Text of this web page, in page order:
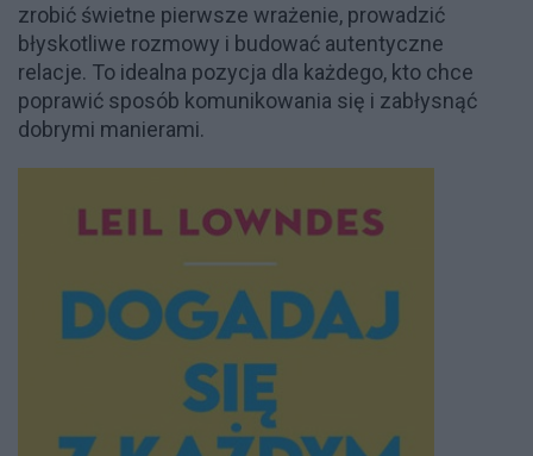
zrobić świetne pierwsze wrażenie, prowadzić
błyskotliwe rozmowy i budować autentyczne
relacje. To idealna pozycja dla każdego, kto chce
poprawić sposób komunikowania się i zabłysnąć
dobrymi manierami.